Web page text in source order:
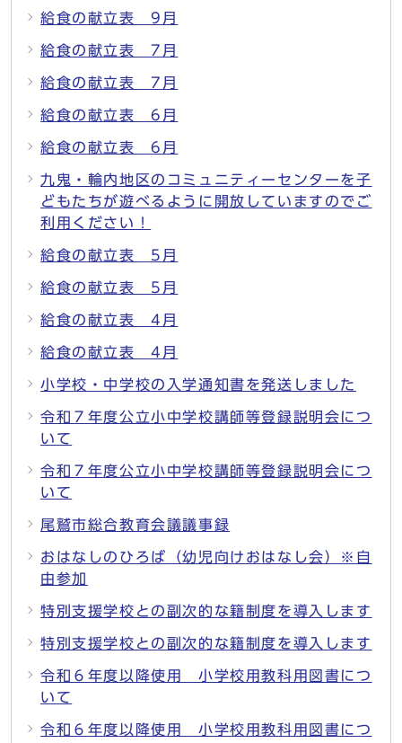
給食の献立表 9月
給食の献立表 7月
給食の献立表 7月
給食の献立表 6月
給食の献立表 6月
九鬼・輪内地区のコミュニティーセンターを子
どもたちが遊べるように開放していますのでご
利用ください！
給食の献立表 5月
給食の献立表 5月
給食の献立表 4月
給食の献立表 4月
小学校・中学校の入学通知書を発送しました
令和７年度公立小中学校講師等登録説明会につ
いて
令和７年度公立小中学校講師等登録説明会につ
いて
尾鷲市総合教育会議議事録
おはなしのひろば（幼児向けおはなし会）※自
由参加
特別支援学校との副次的な籍制度を導入します
特別支援学校との副次的な籍制度を導入します
令和６年度以降使用 小学校用教科用図書につ
いて
令和６年度以降使用 小学校用教科用図書につ